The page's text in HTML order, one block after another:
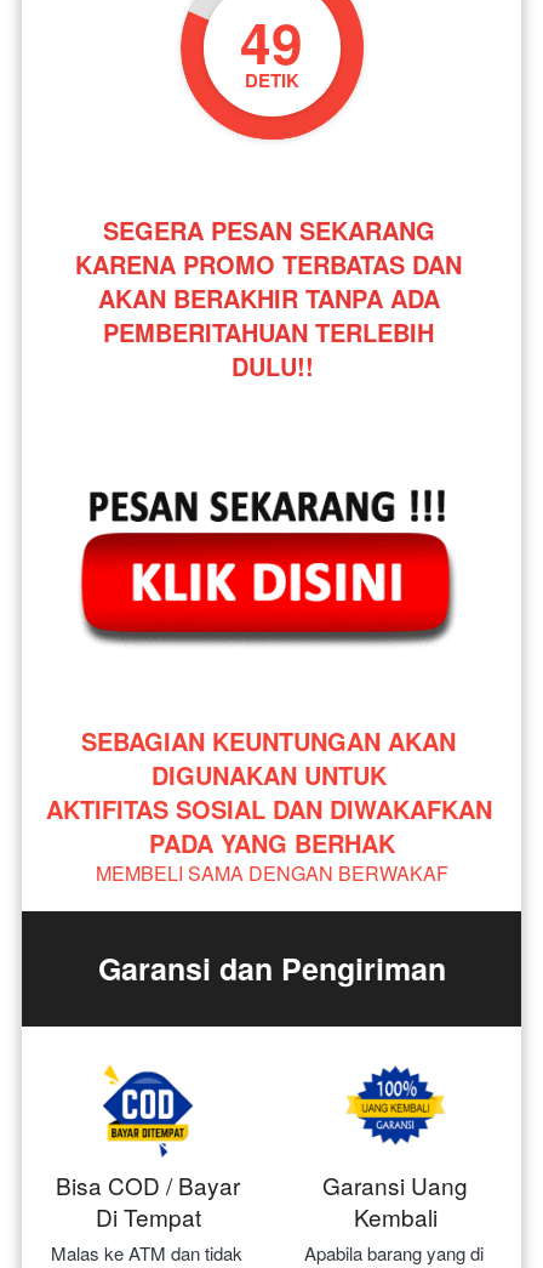
47
DETIK
SEGERA PESAN SEKARANG
KARENA PROMO TERBATAS DAN
AKAN BERAKHIR TANPA ADA
PEMBERITAHUAN TERLEBIH
DULU!!
SEBAGIAN KEUNTUNGAN AKAN
DIGUNAKAN UNTUK
AKTIFITAS SOSIAL DAN DIWAKAFKAN
PADA YANG BERHAK
MEMBELI SAMA DENGAN BERWAKAF
Garansi dan Pengiriman
Bisa COD / Bayar
Di Tempat
Malas ke ATM dan tidak
Garansi Uang
Kembali
Apabila barang yang di